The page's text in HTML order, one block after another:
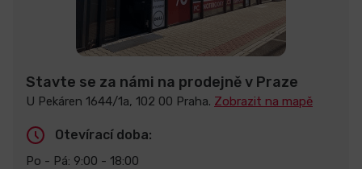
Stavte se za námi na prodejně v Praze
U Pekáren 1644/1a, 102 00 Praha. Zobrazit na mapě
Otevírací doba:
Po - Pá: 9:00 - 18:00